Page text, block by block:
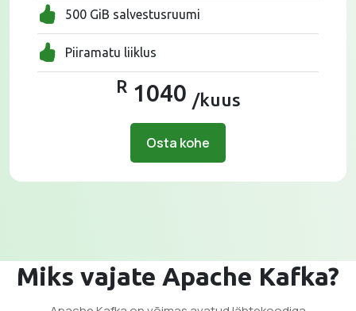
500 GiB salvestusruumi
Piiramatu liiklus
R1040 /kuus
Osta kohe
Miks vajate Apache Kafka?